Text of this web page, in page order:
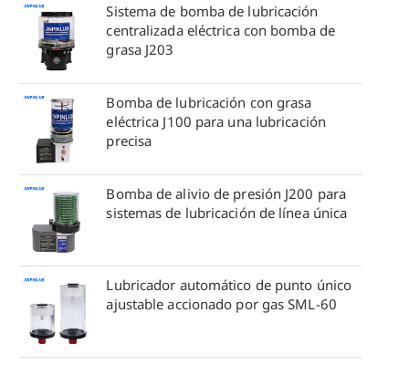
Sistema de bomba de lubricación
centralizada eléctrica con bomba de
grasa J203
Bomba de lubricación con grasa
eléctrica J100 para una lubricación
precisa
Bomba de alivio de presión J200 para
sistemas de lubricación de línea única
Lubricador automático de punto único
ajustable accionado por gas SML-60